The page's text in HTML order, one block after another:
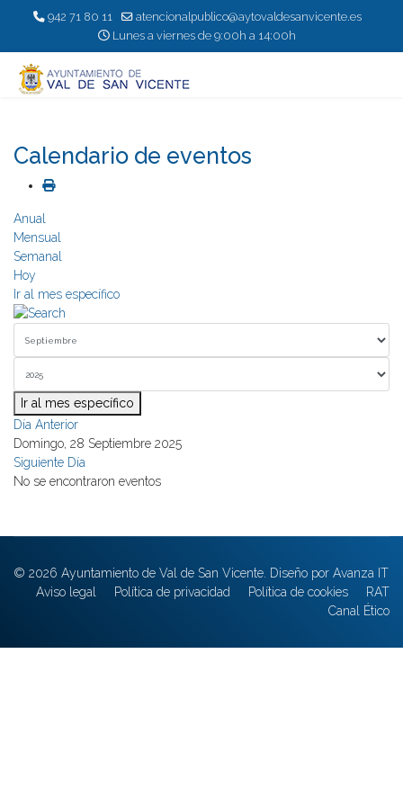
942 71 80 11
atencionalpublico@aytovaldesanvicente.es
Lunes a viernes de 9:00h a 14:00h
Calendario de eventos
Anual
Mensual
Semanal
Hoy
Ir al mes específico
Ir al mes específico
Día Anterior
Domingo, 28 Septiembre 2025
Siguiente Día
No se encontraron eventos
© 2026 Ayuntamiento de Val de San Vicente. Diseño por Avanza IT
Aviso legal
Política de privacidad Política de cookies
RAT
Canal Ético